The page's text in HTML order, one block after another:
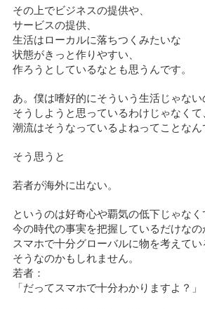
その上でビジネスの提供や、
サービスの提供、
生活はローカルに落ちつくみたいな
状態がきっと作りやすい、
作ろうとしているなとも思うんです。
あ。僕は嗜好的にそういう生活じゃない
そうしようと思っているわけじゃなくて
潮流はそうなっているよねってことなん
そう思うと
若者が海外に出ない。
というのは好奇心や覇気の低下じゃなく
今の時代の事実を把握しているだけなの
スマホで十分グローバルに物を考えて
そうなのかもしれません。
若者：
「だってスマホで十分わかりますよ？」